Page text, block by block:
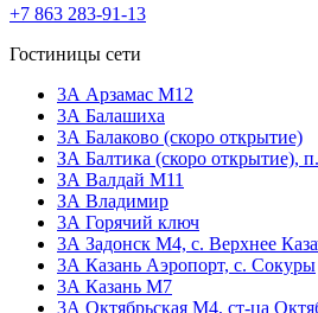
+7 863 283-91-13
Гостиницы сети
3А Арзамас М12
3А Балашиха
3А Балаково (скоро открытие)
ЗА Балтика (скоро открытие),
ЗА Валдай M11
ЗА Владимир
3А Горячий ключ
3А Задонск М4, с. Верхнее
3А Казань Аэропорт, с. Сокуры
3А Казань М7
3А Октябрьская М4, ст-ца